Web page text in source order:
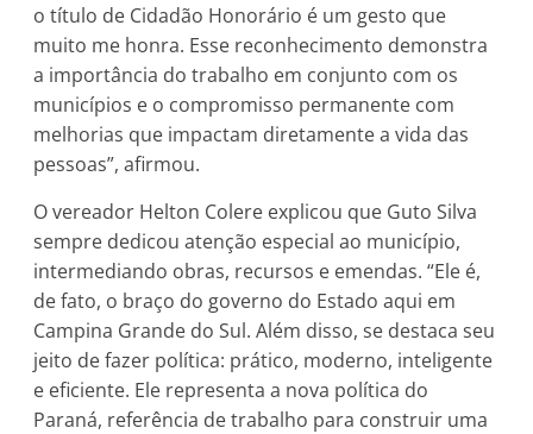
o título de Cidadão Honorário é um gesto que
muito me honra. Esse reconhecimento demonstra
a importância do trabalho em conjunto com os
municípios e o compromisso permanente com
melhorias que impactam diretamente a vida das
pessoas”, afirmou.
O vereador Helton Colere explicou que Guto Silva
sempre dedicou atenção especial ao município,
intermediando obras, recursos e emendas. “Ele é,
de fato, o braço do governo do Estado aqui em
Campina Grande do Sul. Além disso, se destaca seu
jeito de fazer política: prático, moderno, inteligente
e eficiente. Ele representa a nova política do
Paraná, referência de trabalho para construir uma